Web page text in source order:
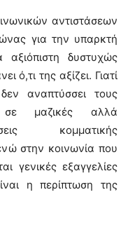
αντιστάσεων
για την υπαρκτή
αξιόπιστη δυστυχώς
ό,τι της αξίζει. Γιατί
αναπτύσσει τους
σε μαζικές αλλά
κομματικής
στην κοινωνία που
γενικές εξαγγελίες
η περίπτωση της